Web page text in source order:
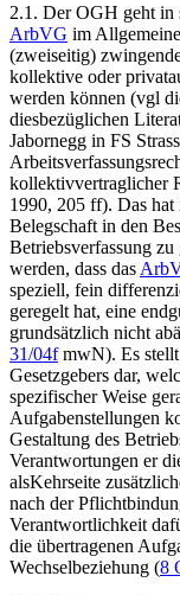
2.1. Der OGH geht in
ArbVG im
(zweiseitig)
kollektive oder
werden können (vgl
diesbezüglichen
Jabornegg in FS
kollektivvertraglicher
1990, 205 ff). Das hat
Belegschaft in den
Betriebsverfassung zu
werden, dass das
speziell, fein
geregelt hat, eine
grundsätzlich nicht
31/04fmwN). Es stellt
Gesetzgebers dar,
spezifischer Weise
Aufgabenstellungen
Gestaltung des
Verantwortungen er
alsKehrseite
nach der
Verantwortlichkeit
die übertragenen
Wechselbeziehung (8